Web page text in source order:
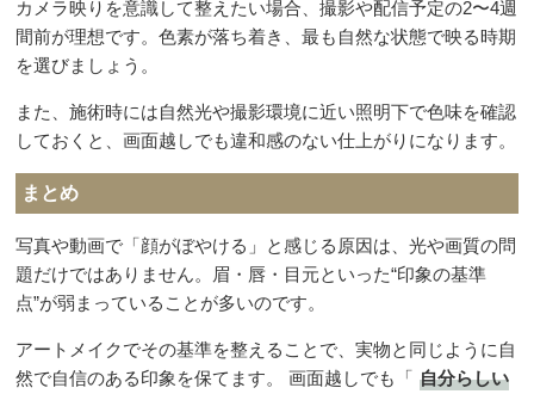
カメラ映りを意識して整えたい場合、撮影や配信予定の2〜4週
間前が理想です。色素が落ち着き、最も自然な状態で映る時期
を選びましょう。
また、施術時には自然光や撮影環境に近い照明下で色味を確認
しておくと、画面越しでも違和感のない仕上がりになります。
まとめ
写真や動画で「顔がぼやける」と感じる原因は、光や画質の問
題だけではありません。眉・唇・目元といった“印象の基準
点”が弱まっていることが多いのです。
アートメイクでその基準を整えることで、実物と同じように自
然で自信のある印象を保てます。 画面越しでも「 自分らしい